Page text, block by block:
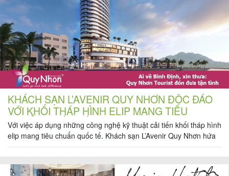
hàng
Tuyển
dụng
Liên
hệ
KHÁCH SẠN L’AVENIR QUY NHƠN ĐỘC ĐÁO
VỚI KHỐI THÁP HÌNH ELIP MANG TIÊU
CHUẨN QUỐC TẾ
Với việc áp dụng những công nghệ kỹ thuật cải tiến khối tháp hình
elip mang tiêu chuẩn quốc tế. Khách sạn L’Avenir Quy Nhơn hứa
hẹn sẽ là nét chấm phá độc đáo của ngành du lịch thành phố
phố trẻ […]